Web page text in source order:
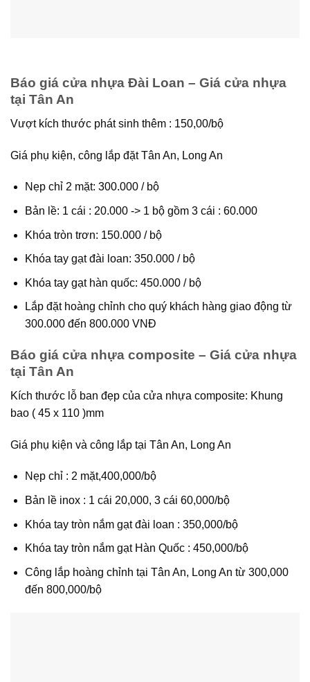
Báo giá cửa nhựa Đài Loan – Giá cửa nhựa
tại Tân An
Vượt kích thước phát sinh thêm : 150,00/bộ
Giá phụ kiện, công lắp đặt Tân An, Long An
Nẹp chỉ 2 mặt: 300.000 / bộ
Bản lề: 1 cái : 20.000 -> 1 bộ gồm 3 cái : 60.000
Khóa tròn trơn: 150.000 / bộ
Khóa tay gạt đài loan: 350.000 / bộ
Khóa tay gạt hàn quốc: 450.000 / bộ
Lắp đặt hoàng chỉnh cho quý khách hàng giao động từ
300.000 đến 800.000 VNĐ
Báo giá cửa nhựa composite – Giá cửa nhựa
tại Tân An
Kích thước lỗ ban đẹp của cửa nhựa composite: Khung
bao ( 45 x 110 )mm
Giá phụ kiện và công lắp tại Tân An, Long An
Nẹp chỉ : 2 mặt,400,000/bộ
Bản lề inox : 1 cái 20,000, 3 cái 60,000/bộ
Khóa tay tròn nắm gạt đài loan : 350,000/bộ
Khóa tay tròn nắm gạt Hàn Quốc : 450,000/bộ
Công lắp hoàng chỉnh tại Tân An, Long An từ 300,000
đến 800,000/bộ